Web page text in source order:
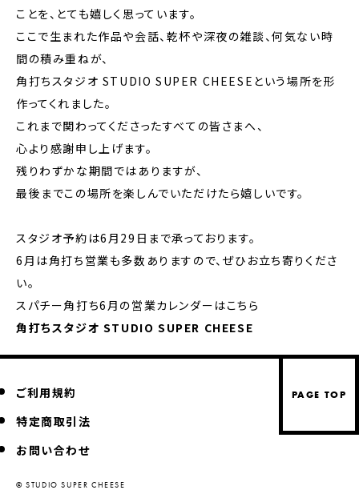
ことを、とても嬉しく思っています。
ここで生まれた作品や会話、乾杯や深夜の雑談、何気ない時
間の積み重ねが、
角打ちスタジオ STUDIO SUPER CHEESEという場所を形
作ってくれました。
これまで関わってくださったすべての皆さまへ、
心より感謝申し上げます。
残りわずかな期間ではありますが、
最後までこの場所を楽しんでいただけたら嬉しいです。
スタジオ予約は6月29日まで承っております。
6月は角打ち営業も多数ありますので、ぜひお立ち寄りくださ
い。
スパチー角打ち6月の営業カレンダーはこちら
角打ちスタジオ STUDIO SUPER CHEESE
PAGE TOP
ご利用規約
特定商取引法
お問い合わせ
© STUDIO SUPER CHEESE